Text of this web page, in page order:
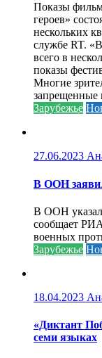
Показы
героев»
нескольких
службе RT.
всего в
показы
Многие
запрещенные
Зарубежье
27.06.2023
В ООН
В ООН
сообщает
военных
Зарубежье
18.04.2023
«Диктант
семи языках